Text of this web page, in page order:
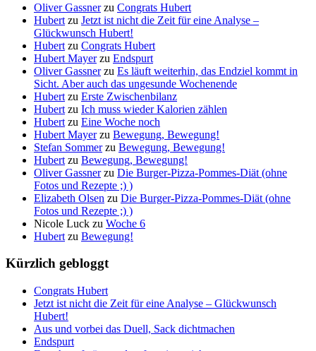
Oliver Gassnerzu Congrats Hubert
Hubert zu Jetzt ist nicht die Zeit für eine Analyse –
Glückwunsch Hubert!
Hubert zu Congrats Hubert
Hubert Mayerzu Endspurt
Oliver Gassnerzu Es läuft weiterhin, das Endziel kommt in
Sicht. Aber auch das ungesunde Wochenende
Hubert zu Erste Zwischenbilanz
Hubert zu Ich muss wieder Kalorien zählen
Hubert zu Eine Woche noch
Hubert Mayerzu Bewegung, Bewegung!
Stefan Sommerzu Bewegung, Bewegung!
Hubert zu Bewegung, Bewegung!
Oliver Gassnerzu Die Burger-Pizza-Pommes-Diät (ohne
Fotos und Rezepte ;) )
Elizabeth Olsen zu Die Burger-Pizza-Pommes-Diät (ohne
Fotos und Rezepte ;) )
Nicole Luck zu Woche 6
Hubert zu Bewegung!
Kürzlich gebloggt
Congrats Hubert
Jetzt ist nicht die Zeit für eine Analyse – Glückwunsch
Hubert!
Aus und vorbei das Duell, Sack dichtmachen
Endspurt